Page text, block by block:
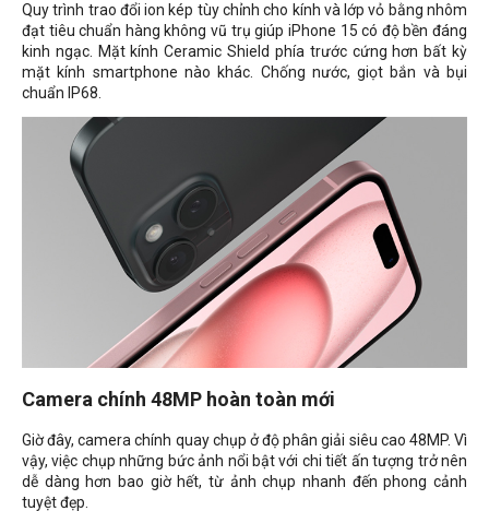
Quy trình trao đổi ion kép tùy chỉnh cho kính và lớp vỏ bằng nhôm
đạt tiêu chuẩn hàng không vũ trụ giúp iPhone 15 có độ bền đáng
kinh ngạc. Mặt kính Ceramic Shield phía trước cứng hơn bất kỳ
mặt kính smartphone nào khác. Chống nước, giọt bắn và bụi
chuẩn IP68.
Camera chính 48MP hoàn toàn mới
Giờ đây, camera chính quay chụp ở độ phân giải siêu cao 48MP. Vì
vậy, việc chụp những bức ảnh nổi bật với chi tiết ấn tượng trở nên
dễ dàng hơn bao giờ hết, từ ảnh chụp nhanh đến phong cảnh
tuyệt đẹp.